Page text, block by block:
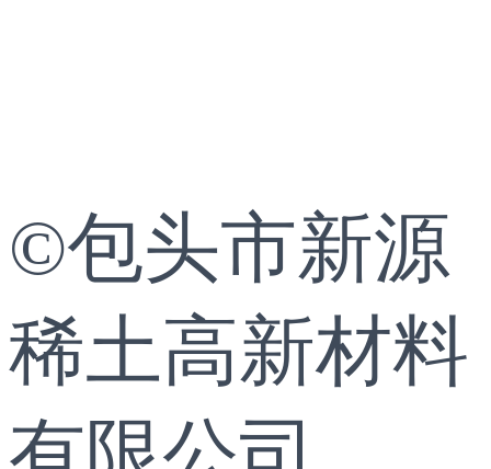
©包头市新源
稀土高新材料